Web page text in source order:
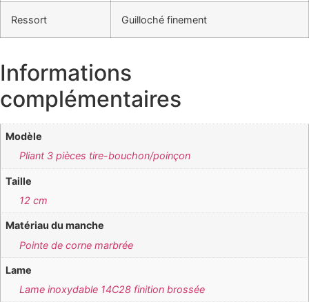
Ressort Guilloché finement
Informations
complémentaires
Modèle
Pliant 3 pièces tire-bouchon/poinçon
Taille
12 cm
Matériau du manche
Pointe de corne marbrée
Lame
Lame inoxydable 14C28 finition brossée